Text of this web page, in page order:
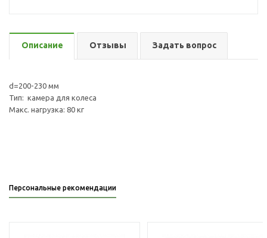
Описание Отзывы Задать вопрос
d=200-230 мм
Тип: камера для колеса
Макс. нагрузка: 80 кг
Персональные рекомендации